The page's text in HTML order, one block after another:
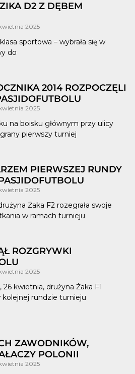
D2 Z DĘBEM
2025
sportowa – wybrała się w
do
2014 ROZPOCZĘLI
2025
na boisku głównym przy ulicy
pierwszy turniej
PIERWSZEJ RUNDY
2025
Żaka F2 rozegrała swoje
w ramach turnieju
ROZGRYWKI
2025
kwietnia, drużyna Żaka F1
kolejnej rundzie turnieju
ZAWODNIKÓW,
POLONII
2025